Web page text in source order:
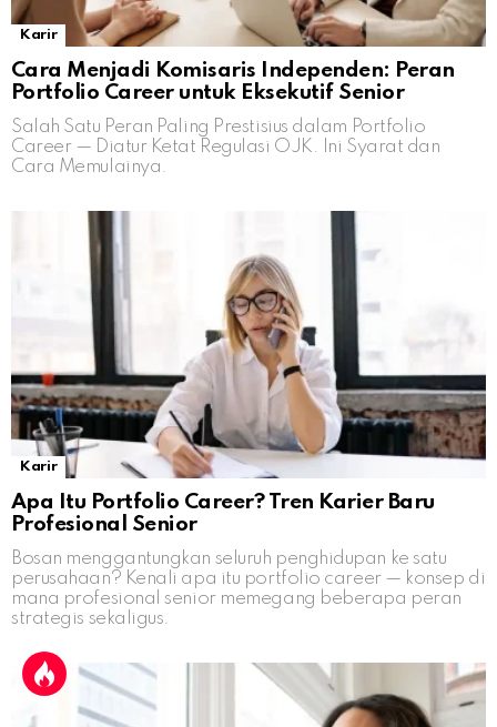
Karir
Cara Menjadi Komisaris Independen: Peran
Portfolio Career untuk Eksekutif Senior
Salah Satu Peran Paling Prestisius dalam Portfolio
Career — Diatur Ketat Regulasi OJK. Ini Syarat dan
Cara Memulainya.
Karir
Apa Itu Portfolio Career? Tren Karier Baru
Profesional Senior
Bosan menggantungkan seluruh penghidupan ke satu
perusahaan? Kenali apa itu portfolio career — konsep di
mana profesional senior memegang beberapa peran
strategis sekaligus.